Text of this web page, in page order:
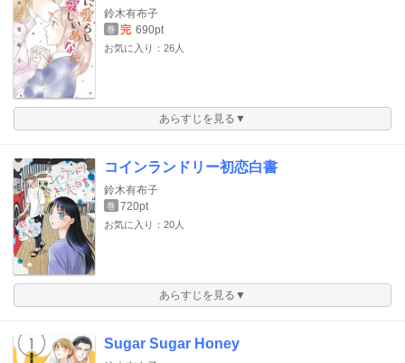
鈴木有布子
巻 完 690pt
お気に入り：26人
あらすじを見る▼
コインランドリー初恋白書
鈴木有布子
巻 720pt
お気に入り：20人
あらすじを見る▼
Sugar Sugar Honey